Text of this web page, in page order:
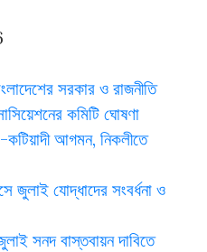
সরকার ও রাজনীতি
কমিটি ঘোষণা
কটিয়াদী আগমন, নিকলীতে
জুলাই যোদ্ধাদের সংবর্ধনা ও
সনদ বাস্তবায়ন দাবিতে